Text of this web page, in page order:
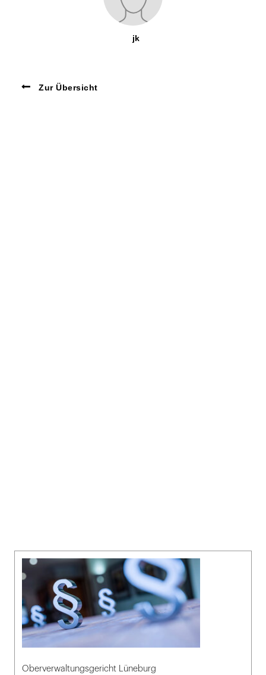
jk
Zur Übersicht
Oberverwaltungsgericht Lüneburg